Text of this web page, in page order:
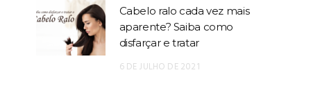
Cabelo ralo cada vez mais
aparente? Saiba como
disfarçar e tratar
6 DE JULHO DE 2021